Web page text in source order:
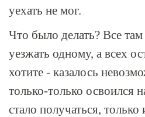
уехать не мог.
Что было делать? Все
уезжать одному, а всех
хотите - казалось
только-только освоился
стало получаться,